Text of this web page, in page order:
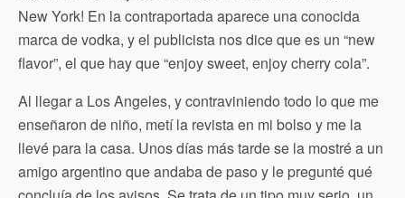
New York! En la contraportada aparece una conocida
marca de vodka, y el publicista nos dice que es un “new
flavor”, el que hay que “enjoy sweet, enjoy cherry cola”.
Al llegar a Los Angeles, y contraviniendo todo lo que me
enseñaron de niño, metí la revista en mi bolso y me la
llevé para la casa. Unos días más tarde se la mostré a un
amigo argentino que andaba de paso y le pregunté qué